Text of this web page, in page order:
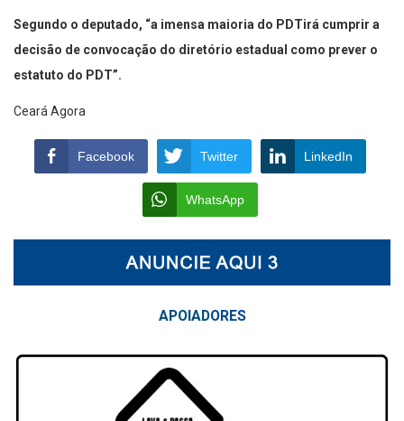
Segundo o deputado, “a imensa maioria do PDTirá cumprir a
decisão de convocação do diretório estadual como prever o
estatuto do PDT”.
Ceará Agora
Facebook Twitter LinkedIn
WhatsApp
APOIADORES